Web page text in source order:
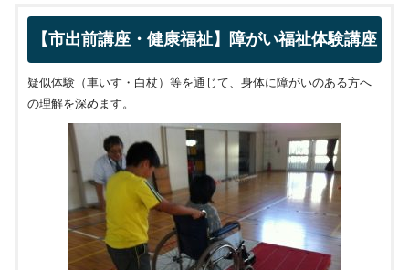
【市出前講座・健康福祉】障がい福祉体験講座
疑似体験（車いす・白杖）等を通じて、身体に障がいのある方へ
の理解を深めます。